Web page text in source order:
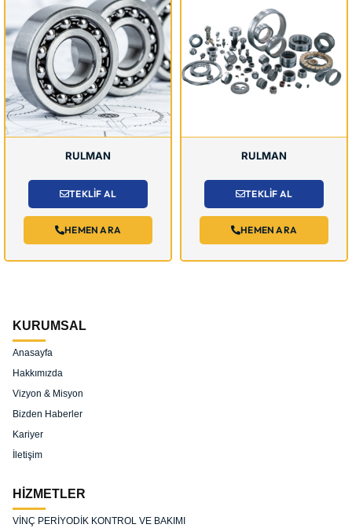
RULMAN
TEKLİF AL
HEMEN ARA
RULMAN
TEKLİF AL
HEMEN ARA
KURUMSAL
Anasayfa
Hakkımızda
Vizyon & Misyon
Bizden Haberler
Kariyer
İletişim
HİZMETLER
VİNÇ PERİYODİK KONTROL VE BAKIMI